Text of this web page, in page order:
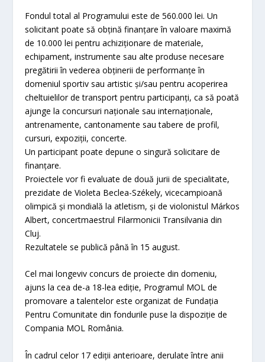
Fondul total al Programului este de 560.000 lei. Un
solicitant poate să obțină finanțare în valoare maximă
de 10.000 lei pentru achiziționare de materiale,
echipament, instrumente sau alte produse necesare
pregătirii în vederea obținerii de performanțe în
domeniul sportiv sau artistic și/sau pentru acoperirea
cheltuielilor de transport pentru participanți, ca să poată
ajunge la concursuri naționale sau internaționale,
antrenamente, cantonamente sau tabere de profil,
cursuri, expoziții, concerte.
Un participant poate depune o singură solicitare de
finanțare.
Proiectele vor fi evaluate de două jurii de specialitate,
prezidate de Violeta Beclea-Székely, vicecampioană
olimpică și mondială la atletism, și de violonistul Márkos
Albert, concertmaestrul Filarmonicii Transilvania din
Cluj.
Rezultatele se publică până în 15 august.
Cel mai longeviv concurs de proiecte din domeniu,
ajuns la cea de-a 18-lea ediție, Programul MOL de
promovare a talentelor este organizat de Fundația
Pentru Comunitate din fondurile puse la dispoziție de
Compania MOL România.
În cadrul celor 17 ediții anterioare, derulate între anii